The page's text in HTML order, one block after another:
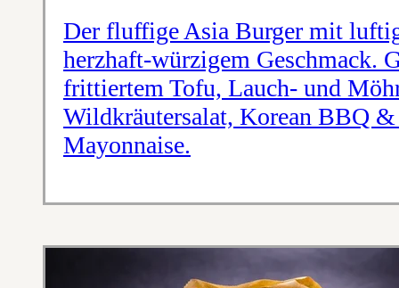
Der fluffige Asia Burger mit
herzhaft-würzigem Geschmack.
frittiertem Tofu, Lauch- und
Wildkräutersalat, Korean BBQ &
Mayonnaise.